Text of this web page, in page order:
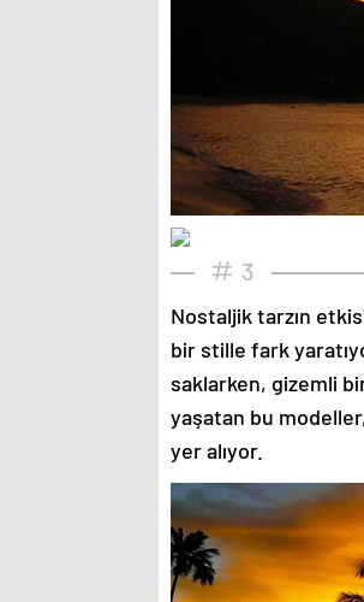
3
Nostaljik tarzın
bir stille fark
saklarken, gizemli bir
yaşatan bu
yer alıyor.